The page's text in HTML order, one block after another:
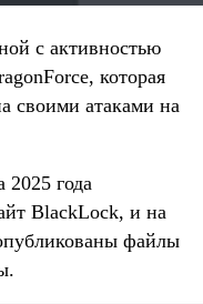
с активностью
которая
своими атаками на
2025 года
BlackLock, и на
файлы